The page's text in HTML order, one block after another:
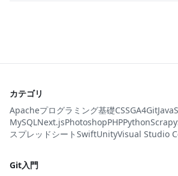
カテゴリ
Apacheプログラミング基礎CSSGA4Git
MySQLNext.jsPhotoshopPHPPythonScrapy
スプレッドシートSwiftUnityVisual Studio
Git入門